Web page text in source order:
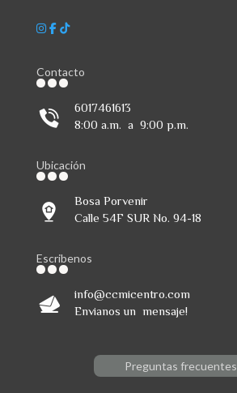
Contacto
6017461613
8:00 a.m. a 9:00 p.m.
Ubicación
Bosa Porvenir
Calle 54F SUR No. 94-18
Escribenos
info@ccmicentro.com
Envianos un mensaje!
Preguntas frecuentes